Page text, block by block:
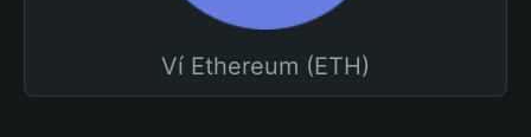
Ví Ethereum (ETH)